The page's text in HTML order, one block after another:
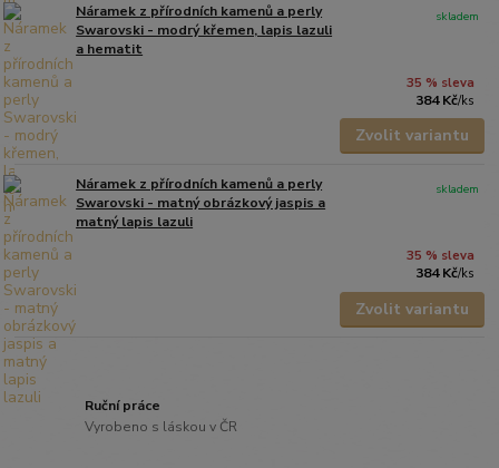
Náramek z přírodních kamenů a perly
Swarovski - modrý křemen, lapis lazuli
a hematit
35 % sleva
384 Kč/ks
skladem
Zvolit variantu
Náramek z přírodních kamenů a perly
Swarovski - matný obrázkový jaspis a
matný lapis lazuli
35 % sleva
384 Kč/ks
skladem
Zvolit variantu
Ruční práce
Vyrobeno s láskou v ČR